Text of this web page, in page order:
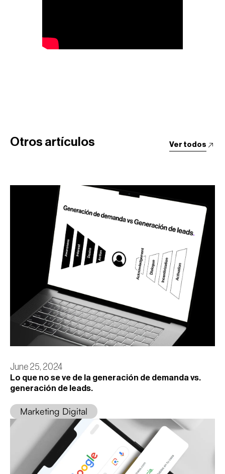
Otros artículos Ver todos
June 25, 2024
Lo que no se ve de la generación de demanda vs.
generación de leads.
Marketing Digital